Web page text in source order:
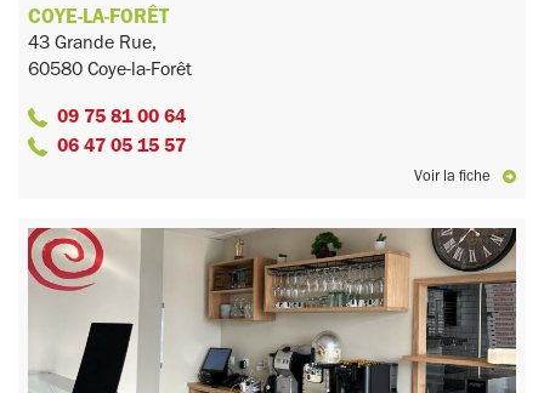
COYE-LA-FORÊT
43 Grande Rue,
60580 Coye-la-Forêt
09 75 81 00 64
06 47 05 15 57
Voir la fiche